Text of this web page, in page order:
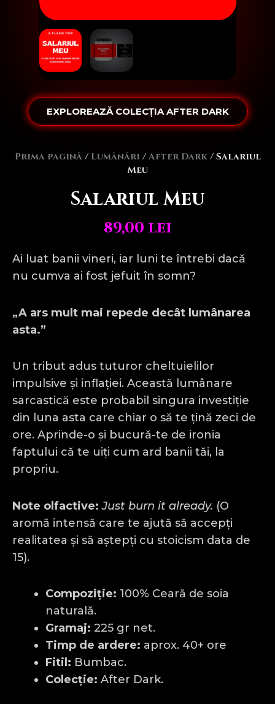
EXPLOREAZĂ COLECȚIA AFTER DARK
Prima pagină/ Lumânări /After Dark/ Salariul
Meu
Salariul Meu
89,00 lei
Ai luat banii vineri, iar luni te întrebi dacă
nu cumva ai fost jefuit în somn?
„A ars mult mai repede decât lumânarea
asta.”
Un tribut adus tuturor cheltuielilor
impulsive și inflației. Această lumânare
sarcastică este probabil singura investiție
din luna asta care chiar o să te țină zeci de
ore. Aprinde-o și bucură-te de ironia
faptului că te uiți cum ard banii tăi, la
propriu.
Note olfactive: Just burn it already. (O
aromă intensă care te ajută să accepți
realitatea și să aștepți cu stoicism data de
15).
Compoziție: 100% Ceară de soia
naturală.
Gramaj: 225 gr net.
Timp de ardere: aprox. 40+ ore
Fitil: Bumbac.
Colecție: After Dark.